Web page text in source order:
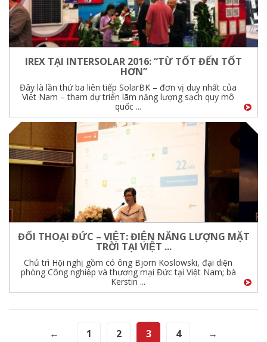
IREX TẠI INTERSOLAR 2016: “TỪ TỐT ĐẾN TỐT
HƠN”
Đây là lần thứ ba liên tiếp SolarBK – đơn vị duy nhất của
Việt Nam – tham dự triển lãm năng lượng sạch quy mô
quốc ...
ĐỐI THOẠI ĐỨC – VIỆT: ĐIỆN NĂNG LƯỢNG MẶT
TRỜI TẠI VIỆT ...
Chủ trì Hội nghị gồm có ông Bjorn Koslowski, đại diện
phòng Công nghiệp và thương mại Đức tại Việt Nam; bà
Kerstin ...
← 1 2 3 4 →